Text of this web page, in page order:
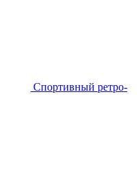
Спортивный ретро-